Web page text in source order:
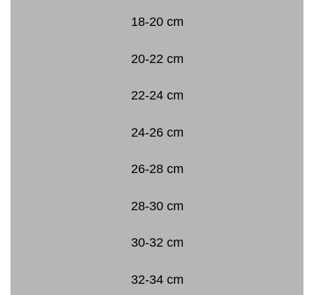
18-20 cm
20-22 cm
22-24 cm
24-26 cm
26-28 cm
28-30 cm
30-32 cm
32-34 cm